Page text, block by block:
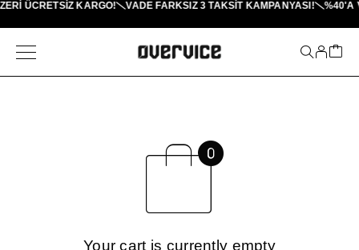
ÜCRETSİZ KARGO! VADE FARKSIZ 3 TAKSIT KAMPANYASI! %40'A
Your cart is currently empty